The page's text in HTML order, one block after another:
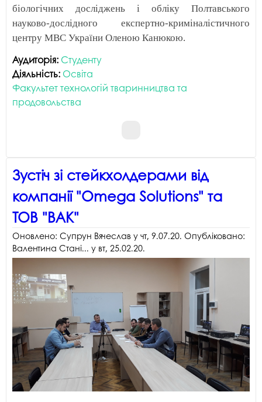
біологічних досліджень і обліку Полтавського
науково-дослідного експертно-криміналістичного
центру МВС України Оленою Канюкою.
Аудиторія: Студенту
Діяльність: Освіта
Факультет технологій тваринництва та
продовольства
Зустіч зі стейкхолдерами від
компанії "Omega Solutions" та
ТОВ "ВАК"
Оновлено: Супрун Вячеслав у чт, 9.07.20. Опубліковано:
Валентина Стані... у вт, 25.02.20.